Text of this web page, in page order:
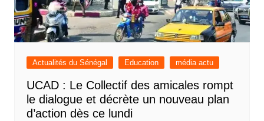
Actualités du Sénégal Education média actu
UCAD : Le Collectif des amicales rompt
le dialogue et décrète un nouveau plan
d’action dès ce lundi